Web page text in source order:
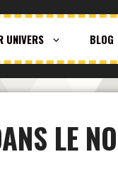
UNIVERS BLOG
LE